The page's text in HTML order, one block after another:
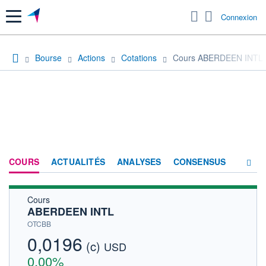
Menu Connexion
Bourse Actions Cotations Cours ABERDEEN INTL
COURS ACTUALITÉS ANALYSES CONSENSUS
Cours
ABERDEEN INTL
OTCBB
0,0196 (c) USD
0,00%